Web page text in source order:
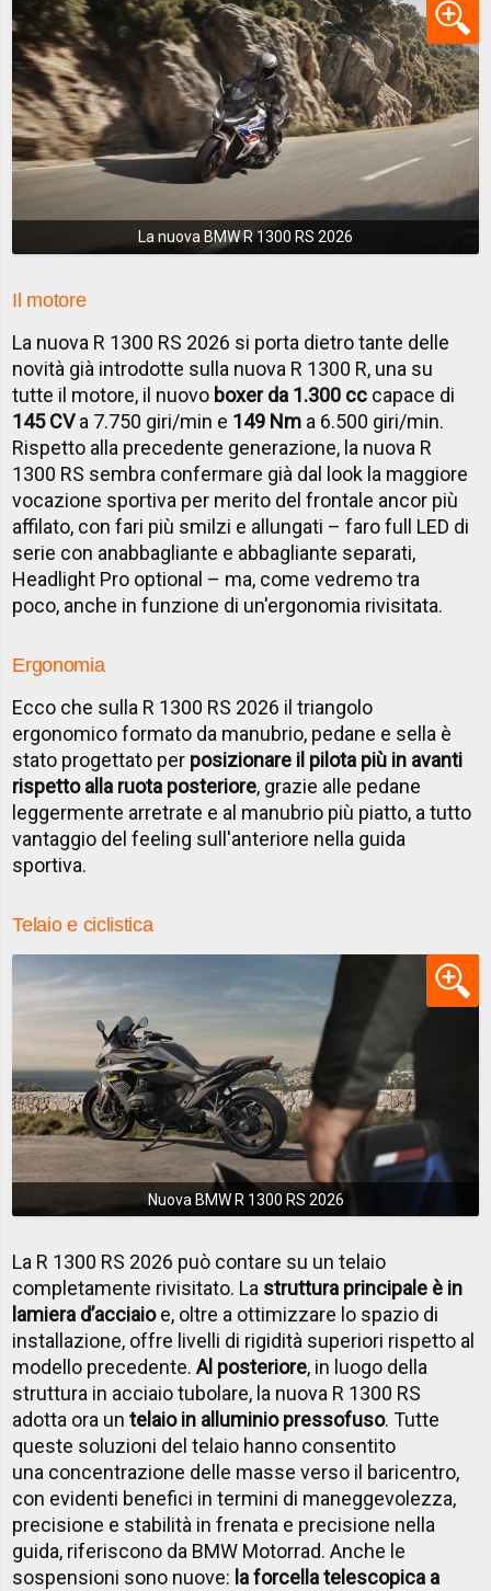
La nuova BMW R 1300 RS 2026
Il motore
La nuova R 1300 RS 2026 si porta dietro tante delle
novità già introdotte sulla nuova R 1300 R, una su
tutte il motore, il nuovo boxer da 1.300 cc capace di
145 CVa 7.750 giri/min e 149 Nm a 6.500 giri/min.
Rispetto alla precedente generazione, la nuova R
1300 RS sembra confermare già dal look la maggiore
vocazione sportiva per merito del frontale ancor più
affilato, con fari più smilzi e allungati – faro full LED di
serie con anabbagliante e abbagliante separati,
Headlight Pro optional – ma, come vedremo tra
poco, anche in funzione di un'ergonomia rivisitata.
Ergonomia
Ecco che sulla R 1300 RS 2026 il triangolo
ergonomico formato da manubrio, pedane e sella è
stato progettato per posizionare il pilota più in avanti
rispetto alla ruota posteriore, grazie alle pedane
leggermente arretrate e al manubrio più piatto, a tutto
vantaggio del feeling sull'anteriore nella guida
sportiva.
Telaio e ciclistica
Nuova BMW R 1300 RS 2026
La R 1300 RS 2026 può contare su un telaio
completamente rivisitato. La struttura principale è in
lamiera d’acciaioe, oltre a ottimizzare lo spazio di
installazione, offre livelli di rigidità superiori rispetto al
modello precedente.Al posteriore, in luogo della
struttura in acciaio tubolare, la nuova R 1300 RS
adotta ora untelaio in alluminio pressofuso. Tutte
queste soluzioni del telaio hanno consentito
una concentrazione delle masse verso il baricentro,
con evidenti benefici in termini di maneggevolezza,
precisione e stabilità in frenata e precisione nella
guida, riferiscono da BMW Motorrad. Anche le
sospensioni sono nuove: la forcella telescopica a